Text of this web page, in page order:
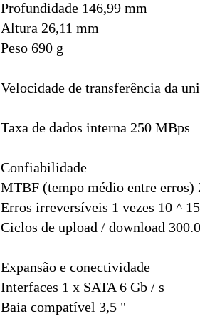
Profundidade 146,99 mm
Altura 26,11 mm
Peso 690 g
Velocidade de transferência da
Taxa de dados interna 250 MBps
Confiabilidade
MTBF (tempo médio entre erros)
Erros irreversíveis 1 vezes 10 ^ 15
Ciclos de upload / download
Expansão e conectividade
Interfaces 1 x SATA 6 Gb / s
Baia compatível 3,5 "